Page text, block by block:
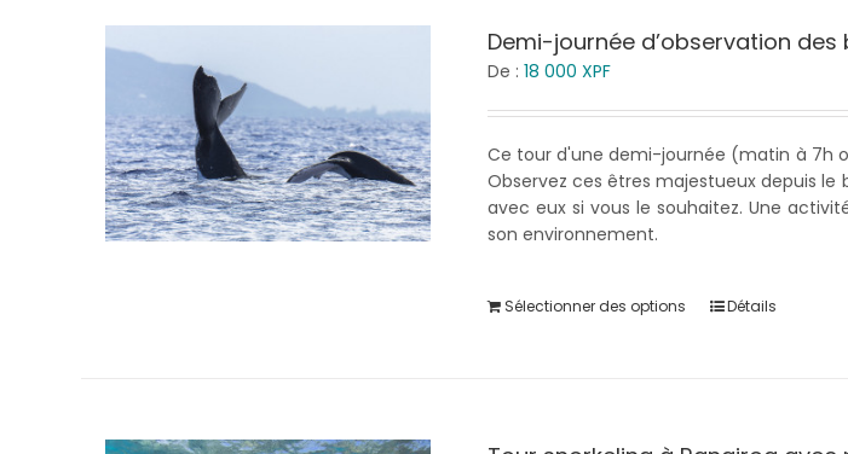
Demi-journée d’observation des
De : 18 000 XPF
Ce tour d'une demi-journée (matin à 7h
Observez ces êtres majestueux depuis
avec eux si vous le souhaitez. Une
son environnement.
Sélectionner des options Détails